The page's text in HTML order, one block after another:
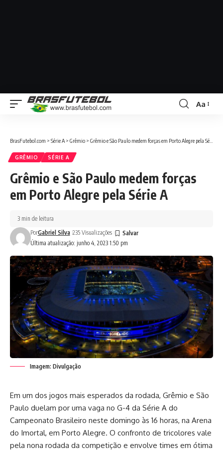
Aa
BrasFutebol.com > Série A > Grêmio > Grêmio e São Paulo medem forças em Porto Alegre pela Série A
GRÊMIO SÉRIE A
Grêmio e São Paulo medem forças
em Porto Alegre pela Série A
Última atualização: junho 4, 2023 1:50 pm
PorGabriel Silva 235 Visualizações
3 min de leitura
Imagem: Divulgação
Em um dos jogos mais esperados da rodada, Grêmio e São
Paulo duelam por uma vaga no G-4 da Série A do
Campeonato Brasileiro neste domingo às 16 horas, na Arena
do Imortal, em Porto Alegre. O confronto de tricolores vale
pela nona rodada da competição e envolve times em ótima